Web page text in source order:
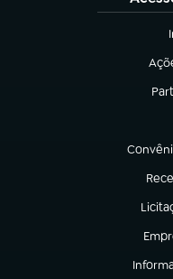
(abre
(abre
(abre